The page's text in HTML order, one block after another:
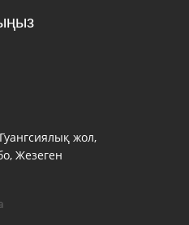
жол,
Жезеген